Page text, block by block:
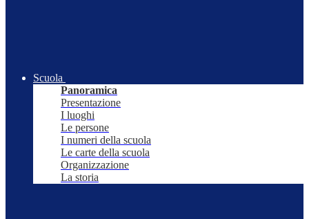
Scuola
Panoramica
Presentazione
I luoghi
Le persone
I numeri della scuola
Le carte della scuola
Organizzazione
La storia